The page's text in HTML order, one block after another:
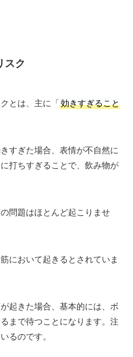
スク
とは、主に「 効きすぎること
すぎた場合、表情が不自然に
打ちすぎることで、飲み物が
問題はほとんど起こりませ
において起きるとされていま
起きた場合、基本的には、ボ
まで待つことになります。注
るのです。